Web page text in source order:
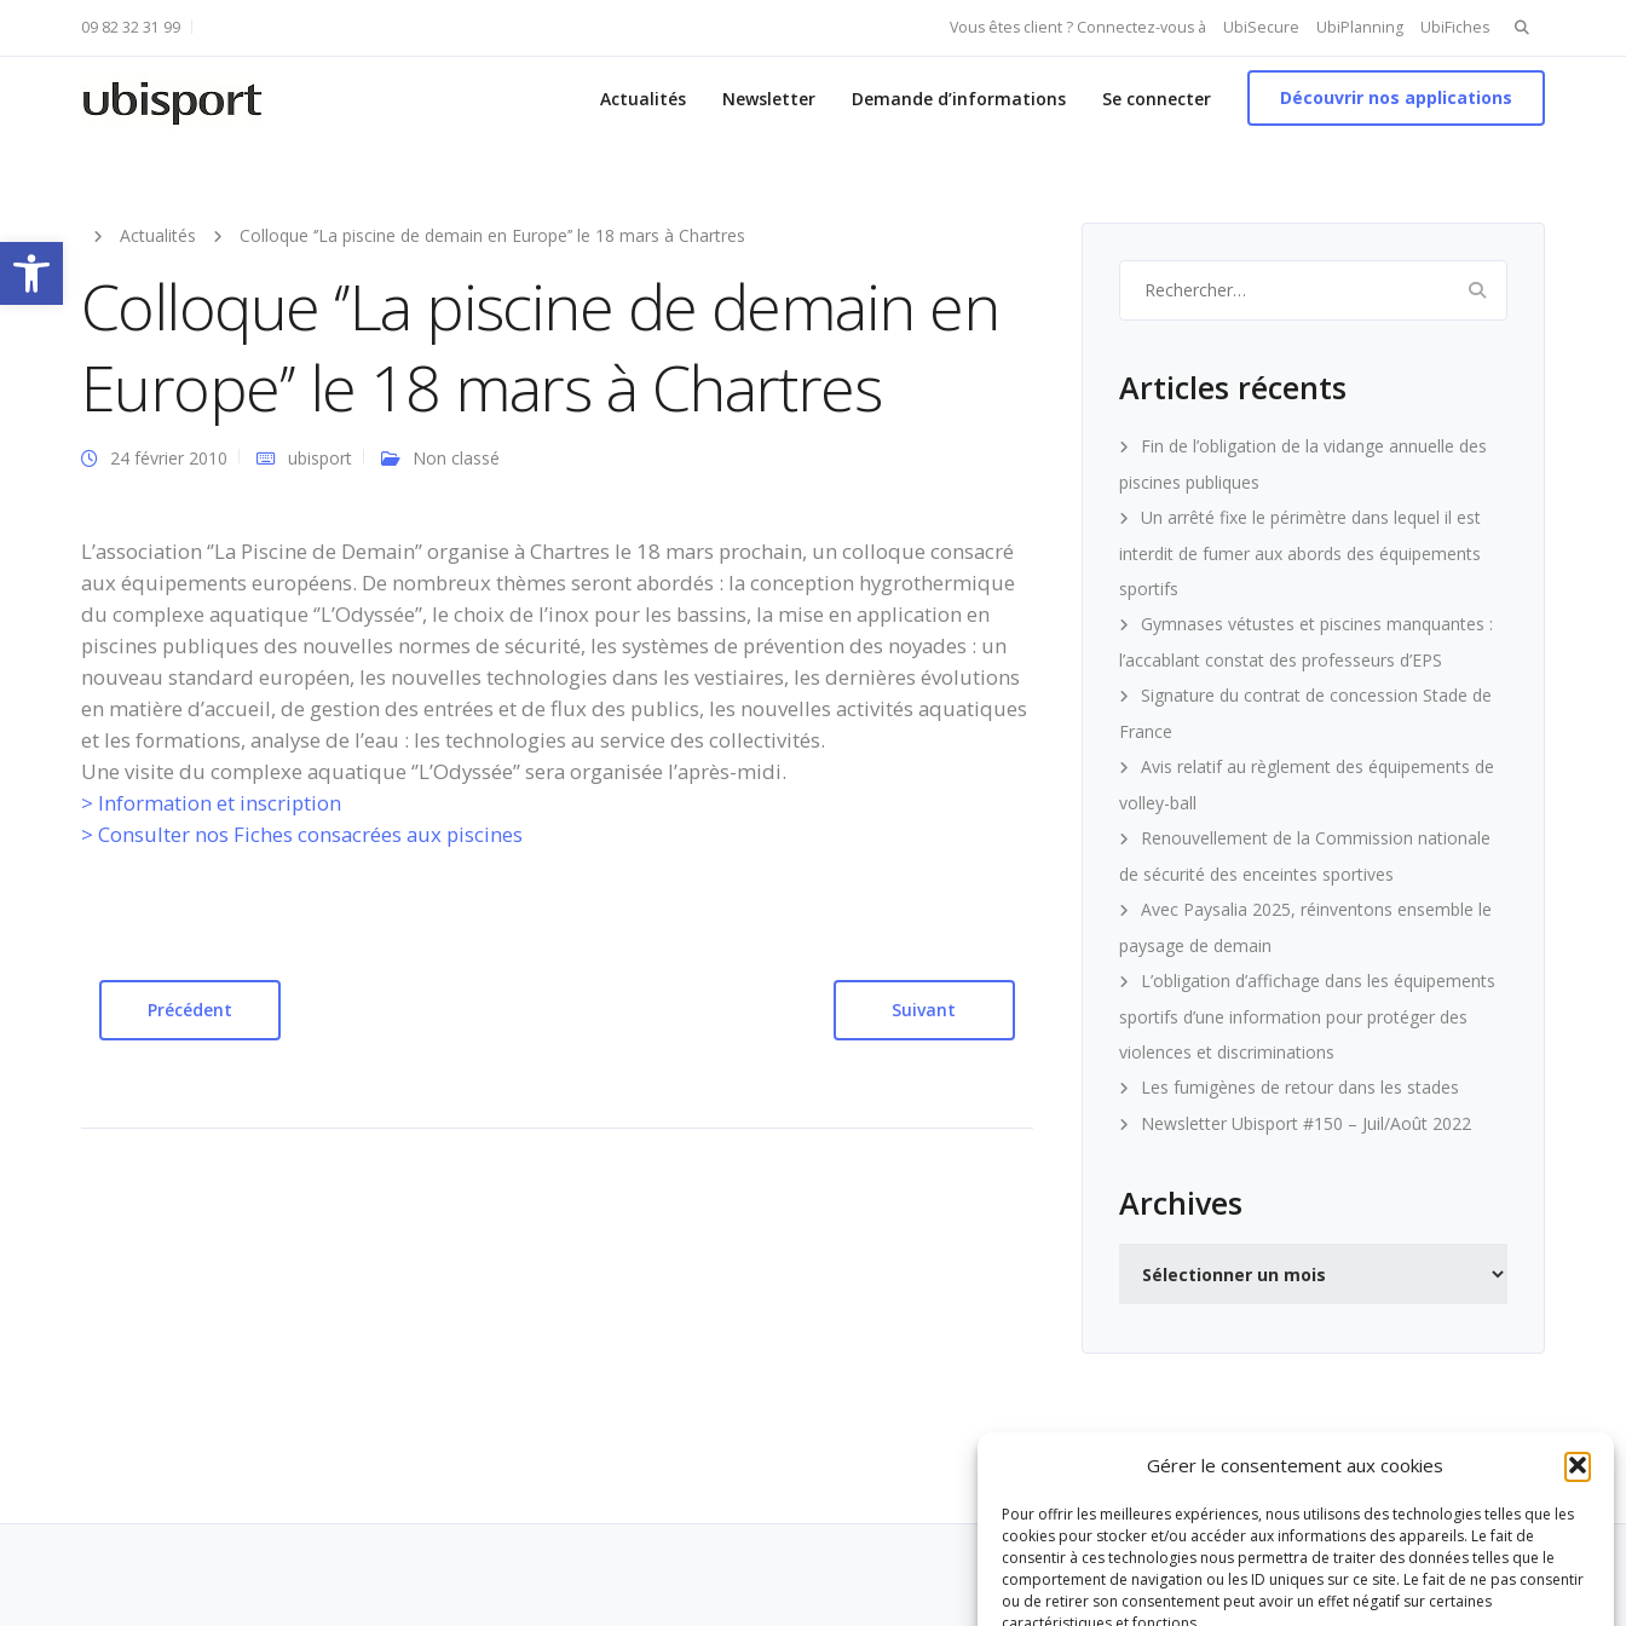
Ouvrir la barre d’outils
Gérer le consentement aux cookies
Pour offrir les meilleures expériences, nous utilisons des technologies telles que les
cookies pour stocker et/ou accéder aux informations des appareils. Le fait de
consentir à ces technologies nous permettra de traiter des données telles que le
comportement de navigation ou les ID uniques sur ce site. Le fait de ne pas consentir
ou de retirer son consentement peut avoir un effet négatif sur certaines
Vous êtes client ? Connectez-vous à UbiSecure UbiPlanning UbiFiches Search
for:
09 82 32 31 99
Actualités Newsletter Demande d’informations Se connecter Découvrir nos applications
Actualités Colloque ‘’La piscine de demain en Europe’’ le 18 mars à Chartres
Colloque ‘’La piscine de demain en
Europe’’ le 18 mars à Chartres
24 février 2010 ubisport Non classé
L’association ‘’La Piscine de Demain’’ organise à Chartres le 18 mars prochain, un colloque consacré
aux équipements européens. De nombreux thèmes seront abordés : la conception hygrothermique
du complexe aquatique ‘’L’Odyssée’’, le choix de l’inox pour les bassins, la mise en application en
piscines publiques des nouvelles normes de sécurité, les systèmes de prévention des noyades : un
nouveau standard européen, les nouvelles technologies dans les vestiaires, les dernières évolutions
en matière d’accueil, de gestion des entrées et de flux des publics, les nouvelles activités aquatiques
et les formations, analyse de l’eau : les technologies au service des collectivités.
Une visite du complexe aquatique ‘’L’Odyssée’’ sera organisée l’après-midi.
> Information et inscription
> Consulter nos Fiches consacrées aux piscines
Précédent Suivant
Articles récents
Fin de l’obligation de la vidange annuelle des
piscines publiques
Un arrêté fixe le périmètre dans lequel il est
interdit de fumer aux abords des équipements
sportifs
Gymnases vétustes et piscines manquantes :
l’accablant constat des professeurs d’EPS
Signature du contrat de concession Stade de
France
Avis relatif au règlement des équipements de
volley-ball
Renouvellement de la Commission nationale
de sécurité des enceintes sportives
Avec Paysalia 2025, réinventons ensemble le
paysage de demain
L’obligation d’affichage dans les équipements
sportifs d’une information pour protéger des
violences et discriminations
Les fumigènes de retour dans les stades
Newsletter Ubisport #150 – Juil/Août 2022
Archives